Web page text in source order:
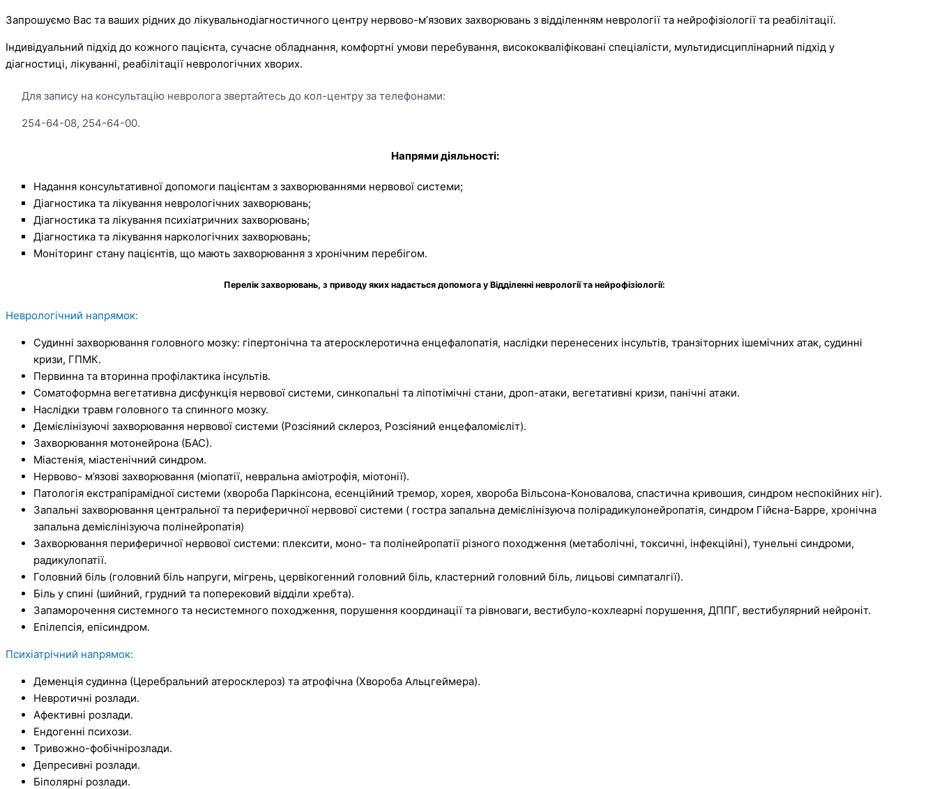
Запрошуємо Вас та ваших рідних до лікувальнодіагностичного центру нервово-мʼязових захворювань з відділенням неврології та нейрофізіології та реабілітації.
Індивідуальний підхід до кожного пацієнта, сучасне обладнання, комфортні умови перебування, висококваліфіковані спеціалісти, мультидисциплінарний підхід у
діагностиці, лікуванні, реабілітації неврологічних хворих.
Для запису на консультацію невролога звертайтесь до кол-центру за телефонами:
254-64-08, 254-64-00.
Напрями діяльності:
Надання консультативної допомоги пацієнтам з захворюваннями нервової системи;
Діагностика та лікування неврологічних захворювань;
Діагностика та лікування психіатричних захворювань;
Діагностика та лікування наркологічних захворювань;
Моніторинг стану пацієнтів, що мають захворювання з хронічним перебігом.
Перелік захворювань, з приводу яких надається допомога у Відділенні неврології та нейрофізіології:
Неврологічний напрямок:
Судинні захворювання головного мозку: гіпертонічна та атеросклеротична енцефалопатія, наслідки перенесених інсультів, транзіторних ішемічних атак, судинні
кризи, ГПМК.
Первинна та вторинна профілактика інсультів.
Соматоформна вегетативна дисфункція нервової системи, синкопальні та ліпотімічні стани, дроп-атаки, вегетативні кризи, панічні атаки.
Наслідки травм головного та спинного мозку.
Демієлінізуючі захворювання нервової системи (Розсіяний склероз, Розсіяний енцефаломієліт).
Захворювання мотонейрона (БАС).
Міастенія, міастенічний синдром.
Нервово- м’язові захворювання (міопатії, невральна аміотрофія, міотонії).
Патологія екстрапірамідної системи (хвороба Паркінсона, есенційний тремор, хорея, хвороба Вільсона-Коновалова, спастична кривошия, синдром неспокійних ніг).
Запальні захворювання центральної та периферичної нервової системи ( гостра запальна демієлінізуюча полірадикулонейропатія, синдром Гійєна-Барре, хронічна
запальна демієлінізуюча полінейропатія)
Захворювання периферичної нервової системи: плексити, моно- та полінейропатії різного походження (метаболічні, токсичні, інфекційні), тунельні синдроми,
радикулопатії.
Головний біль (головний біль напруги, мігрень, цервікогенний головний біль, кластерний головний біль, лицьові симпаталгії).
Біль у спині (шийний, грудний та поперековий відділи хребта).
Запаморочення системного та несистемного походження, порушення координації та рівноваги, вестибуло-кохлеарні порушення, ДППГ, вестибулярний нейроніт.
Епілепсія, епісиндром.
Психіатрічний напрямок:
Деменція судинна (Церебральний атеросклероз) та атрофічна (Хвороба Альцгеймера).
Невротичні розлади.
Афективні розлади.
Ендогенні психози.
Тривожно-фобічнірозлади.
Депресивні розлади.
Біполярні розлади.